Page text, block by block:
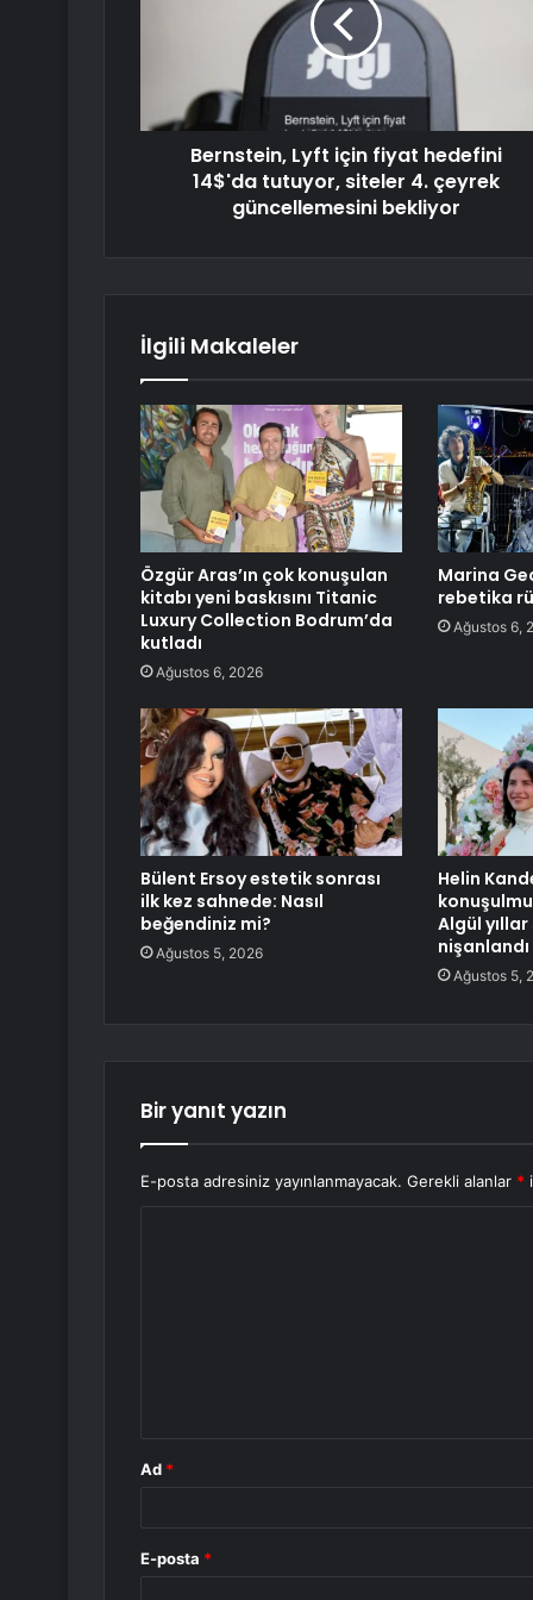
Bernstein, Lyft için fiyat hedefini
14$'da tutuyor, siteler 4. çeyrek
güncellemesini bekliyor
İlgili Makaleler
Özgür Aras’ın çok konuşulan
kitabı yeni baskısını Titanic
Luxury Collection Bodrum’da
kutladı
Ağustos 6, 2026
Marina
rebetika
Ağustos 6,
Bülent Ersoy estetik sonrası
ilk kez sahnede: Nasıl
beğendiniz mi?
Ağustos 5, 2026
Helin
Algül
nişanlandı
Ağustos 5,
Bir yanıt yazın
E-posta adresiniz yayınlanmayacak. Gerekli alanlar *
Ad *
E-posta *